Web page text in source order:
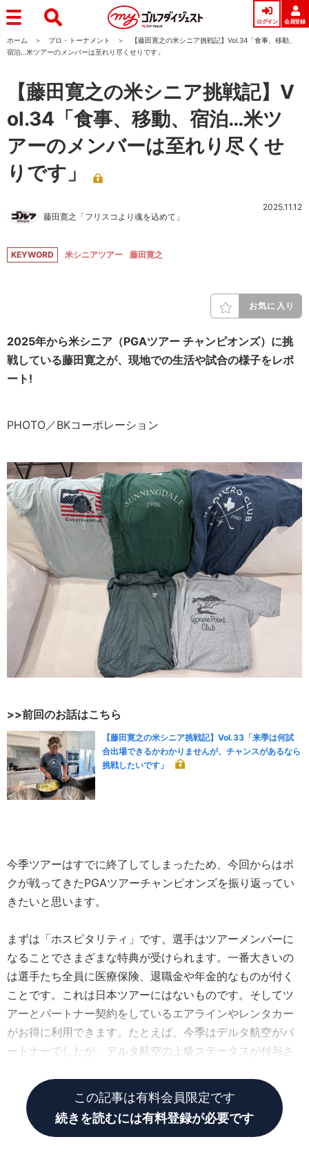
ログイン 会員登録
ホーム プロ・トーナメント
【藤田寛之の米シニア挑戦記】Vol.34「食事、移動、
宿泊…米ツアーのメンバーは至れり尽くせりです」
【藤田寛之の米シニア挑戦記】V
ol.34「食事、移動、宿泊…米ツ
アーのメンバーは至れり尽くせ
りです」
藤田寛之「フリスコより魂を込めて」
2025.11.12
KEYWORD 米シニアツアー 藤田寛之
お気に入り
2025年から米シニア（PGAツアー チャンピオンズ）に挑
戦している藤田寛之が、現地での生活や試合の様子をレポ
ート!
PHOTO／BKコーポレーション
>>前回のお話はこちら
【藤田寛之の米シニア挑戦記】Vol.33「来季は何試
合出場できるかわかりませんが、チャンスがあるなら
挑戦したいです」
今季ツアーはすでに終了してしまったため、今回からはボ
クが戦ってきたPGAツアーチャンピオンズを振り返ってい
きたいと思います。
まずは「ホスピタリティ」です。選手はツアーメンバーに
なることでさまざまな特典が受けられます。一番大きいの
は選手たち全員に医療保険、退職金や年金的なものが付く
ことです。これは日本ツアーにはないものです。そしてツ
アーとパートナー契約をしているエアラインやレンタカー
がお得に利用できます。たとえば、今季はデルタ航空がパ
ートナーでしたが、デルタ航空の上級ステータスが付与さ
この記事は有料会員限定です
続きを読むには有料登録が必要です